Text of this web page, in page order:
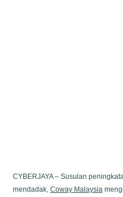
CYBERJAYA – Susulan
mendadak, Coway Malaysia